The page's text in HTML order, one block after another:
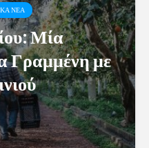
ΝΕΑ
Μία
Γραμμένη με